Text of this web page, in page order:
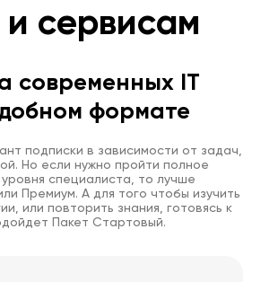
сервисам
современных IT
формате
подписки в зависимости от задач,
Но если нужно пройти полное
специалиста, то лучше
Премиум. А для того чтобы изучить
или повторить знания, готовясь к
Пакет Стартовый.